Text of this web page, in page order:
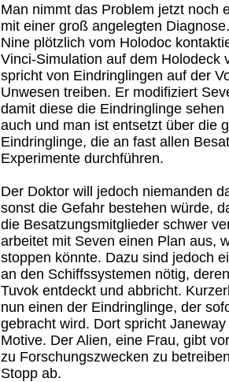
Man nimmt das Problem jetzt noch
mit einer groß angelegten
Nine plötzlich vom Holodoc
Vinci-Simulation auf dem Holodeck
spricht von Eindringlingen auf der
Unwesen treiben. Er modifiziert
damit diese die Eindringlinge
auch und man ist entsetzt über die
Eindringlinge, die an fast allen
Experimente durchführen.
Der Doktor will jedoch niemanden
sonst die Gefahr bestehen würde,
die Besatzungsmitglieder schwer
arbeitet mit Seven einen Plan aus,
stoppen könnte. Dazu sind jedoch
an den Schiffssystemen nötig,
Tuvok entdeckt und abbricht.
nun einen der Eindringlinge, der
gebracht wird. Dort spricht
Motive. Der Alien, eine Frau, gibt
zu Forschungszwecken zu
Stopp ab.